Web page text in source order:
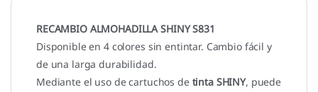
RECAMBIO ALMOHADILLA SHINY S831
Disponible en 4 colores sin entintar. Cambio fácil y
de una larga durabilidad.
Mediante el uso de cartuchos de tinta SHINY, puede